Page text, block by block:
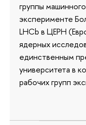
группы
эксперименте
LHCb в ЦЕРН
ядерных
единственным
университета в
рабочих групп